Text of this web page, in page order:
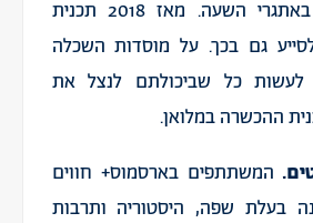
ומסוגלות לעמוד באתגרי השעה. מאז 2018 תכנית
גם בכך. על מוסדות השכלה
לעשות כל שביכולתם לנצל את
ההכשרה במלואן.
המשתתפים בארסמוס+ חווים
בעלת שפה, היסטוריה ותרבות